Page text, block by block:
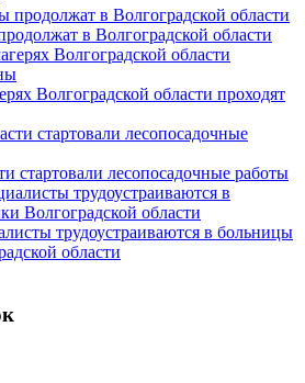
в Волгоградской области
Волгоградской области проходят
стартовали лесопосадочные работы
трудоустраиваются в больницы
области